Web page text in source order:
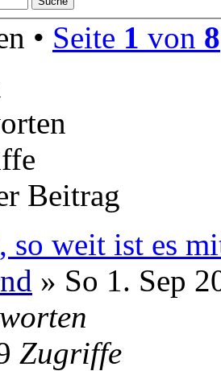
• Seite 1 von 8
Beitrag
so weit ist es
» So 1. Sep
Zugriffe